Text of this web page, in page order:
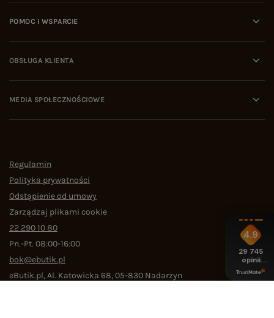
POMOC I WSPARCIE
OBSŁUGA KLIENTA
MEDIA SPOŁECZNOŚCIOWE
Regulamin
Polityka prywatności
Odstąpienie od umowy
Zarządzaj plikami cookie
22 290 10 80
Pn.-Pt. 08:00-16:00
bok@ebutik.pl
eButik.pl,Al. Katowicka 68,05-830 Nadarzyn
4.9
29 745
opinii
z całego